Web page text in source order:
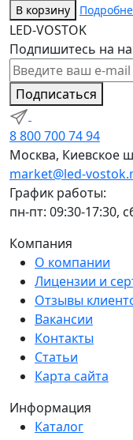
В корзину
LED-VOSTOK
Подпишитесь на
Подписаться
8 800 700 74 94
Москва, Киевское
market@led-
График работы:
пн-пт: 09:30-17:30,
Компания
О компании
Лицензии и
Отзывы
Вакансии
Контакты
Статьи
Карта сайта
Информация
Каталог